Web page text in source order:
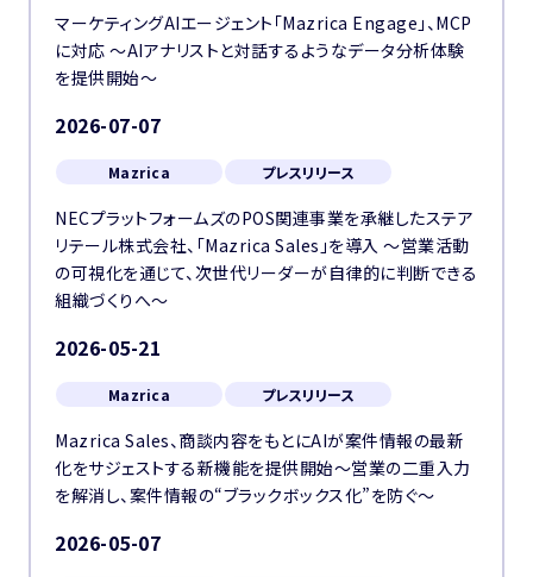
マーケティングAIエージェント「Mazrica Engage」、MCP
に対応 〜AIアナリストと対話するようなデータ分析体験
を提供開始〜
2026-07-07
Mazrica プレスリリース
NECプラットフォームズのPOS関連事業を承継したステア
リテール株式会社、「Mazrica Sales」を導入 ～営業活動
の可視化を通じて、次世代リーダーが自律的に判断できる
組織づくりへ～
2026-05-21
Mazrica プレスリリース
Mazrica Sales、商談内容をもとにAIが案件情報の最新
化をサジェストする新機能を提供開始〜営業の二重入力
を解消し、案件情報の“ブラックボックス化”を防ぐ〜
2026-05-07